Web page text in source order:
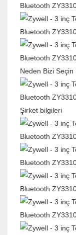
Neden Bizi Seçin
Şirket bilgileri